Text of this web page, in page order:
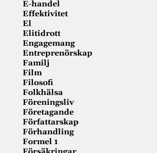
E-handel
Effektivitet
El
Elitidrott
Engagemang
Entreprenörskap
Familj
Film
Filosofi
Folkhälsa
Föreningsliv
Företagande
Författarskap
Förhandling
Formel 1